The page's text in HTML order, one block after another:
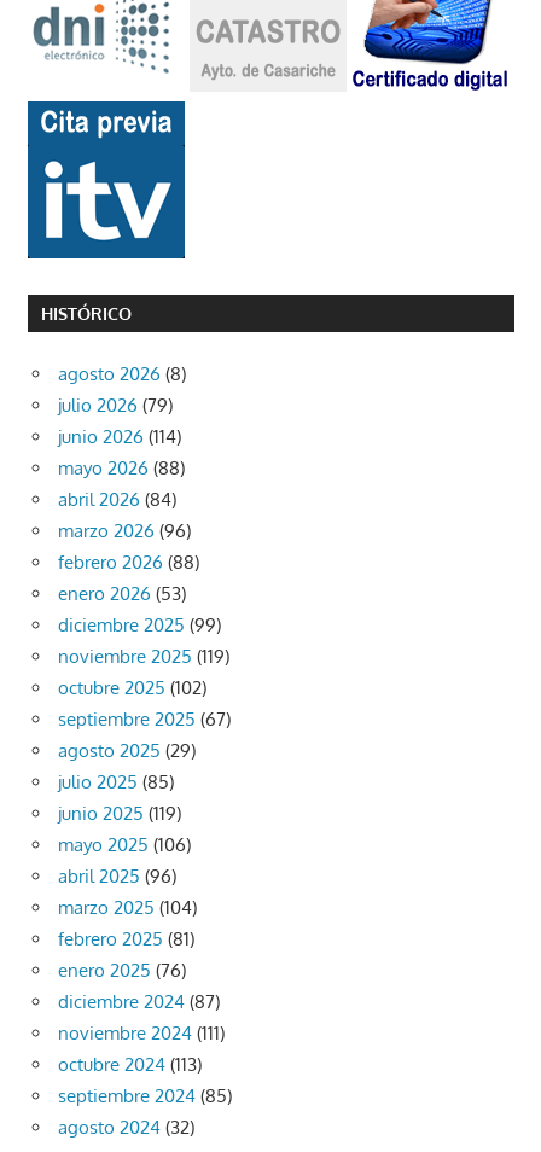
HISTÓRICO
agosto 2026 (8)
julio 2026 (79)
junio 2026 (114)
mayo 2026 (88)
abril 2026 (84)
marzo 2026 (96)
febrero 2026 (88)
enero 2026 (53)
diciembre 2025 (99)
noviembre 2025 (119)
octubre 2025 (102)
septiembre 2025 (67)
agosto 2025 (29)
julio 2025 (85)
junio 2025 (119)
mayo 2025 (106)
abril 2025 (96)
marzo 2025 (104)
febrero 2025 (81)
enero 2025 (76)
diciembre 2024 (87)
noviembre 2024 (111)
octubre 2024 (113)
septiembre 2024 (85)
agosto 2024 (32)